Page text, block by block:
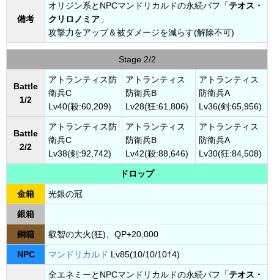
備考
オリジン系とNPCマンドリカルドの永続バフ「テオス・
クリロノミア 」
攻撃力をアップ＆被ダメージを減らす(解除不可)
Stage 2/2
Battle
1/2
アトランティス防
衛兵C
Lv40(殺:60,209)
アトランティス
防衛兵B
Lv28(狂:61,806)
アトランティス
防衛兵A
Lv36(剣:65,956)
Battle
2/2
アトランティス防
衛兵C
Lv38(剣:92,742)
アトランティス
防衛兵B
Lv42(殺:88,646)
アトランティス
防衛兵A
Lv30(狂:84,508)
ドロップ
金箱 光銀の冠
銀箱
銅箱 叡智の大火(狂)、QP+20,000
NPC マンドリカルド Lv85(10/10/10†4)
全エネミーとNPCマンドリカルドの永続バフ「テオス・